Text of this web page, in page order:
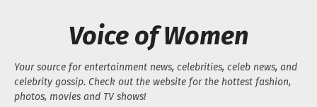
Voice of Women
Your source for entertainment news, celebrities, celeb news, and
celebrity gossip. Check out the website for the hottest fashion,
photos, movies and TV shows!